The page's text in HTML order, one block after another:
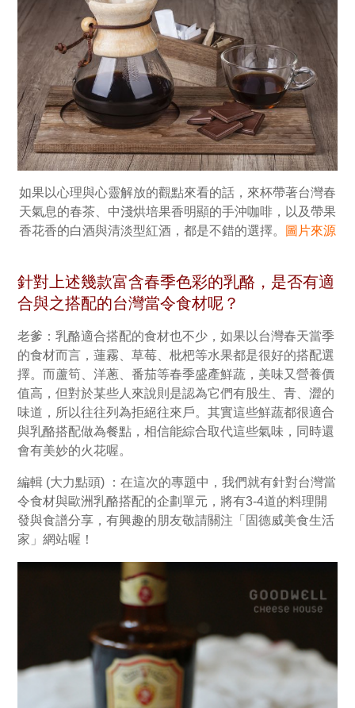
如果以心理與心靈解放的觀點來看的話，來杯帶著台灣春
天氣息的春茶、中淺烘培果香明顯的手沖咖啡，以及帶果
香花香的白酒與清淡型紅酒，都是不錯的選擇。
圖片來源
針對上述幾款富含春季色彩的乳酪，是否有適
合與之搭配的台灣當令食材呢？
老爹：乳酪適合搭配的食材也不少，如果以台灣春天當季
的食材而言，蓮霧、草莓、枇杷等水果都是很好的搭配選
擇。而蘆筍、洋蔥、番茄等春季盛產鮮蔬，美味又營養價
值高，但對於某些人來說則是認為它們有股生、青、澀的
味道，所以往往列為拒絕往來戶。其實這些鮮蔬都很適合
與乳酪搭配做為餐點，相信能綜合取代這些氣味，同時還
會有美妙的火花喔。
編輯 (大力點頭) ：在這次的專題中，我們就有針對台灣當
令食材與歐洲乳酪搭配的企劃單元，將有3-4道的料理開
發與食譜分享，有興趣的朋友敬請關注「固德威美食生活
家」網站喔！